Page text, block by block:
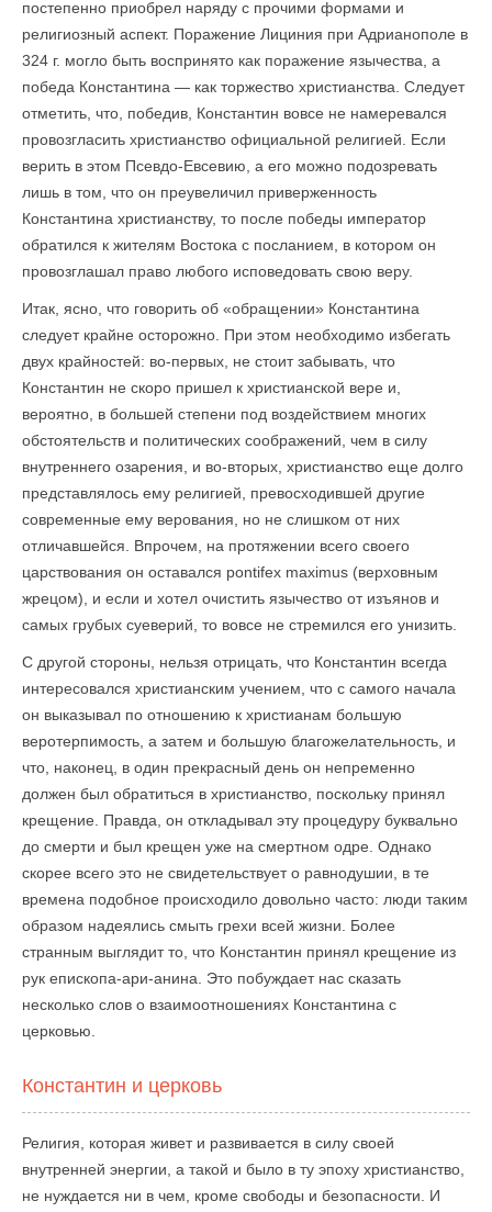
постепенно приобрел наряду с прочими формами и
религиозный аспект. Поражение Лициния при Адрианополе в
324 г. могло быть воспринято как поражение язычества, а
победа Константина — как торжество христианства. Следует
отметить, что, победив, Константин вовсе не намеревался
провозгласить христианство официальной религией. Если
верить в этом Псевдо-Евсевию, а его можно подозревать
лишь в том, что он преувеличил приверженность
Константина христианству, то после победы император
обратился к жителям Востока с посланием, в котором он
провозглашал право любого исповедовать свою веру.
Итак, ясно, что говорить об «обращении» Константина
следует крайне осторожно. При этом необходимо избегать
двух крайностей: во-первых, не стоит забывать, что
Константин не скоро пришел к христианской вере и,
вероятно, в большей степени под воздействием многих
обстоятельств и политических соображений, чем в силу
внутреннего озарения, и во-вторых, христианство еще долго
представлялось ему религией, превосходившей другие
современные ему верования, но не слишком от них
отличавшейся. Впрочем, на протяжении всего своего
царствования он оставался pontifex maximus (верховным
жрецом), и если и хотел очистить язычество от изъянов и
самых грубых суеверий, то вовсе не стремился его унизить.
С другой стороны, нельзя отрицать, что Константин всегда
интересовался христианским учением, что с самого начала
он выказывал по отношению к христианам большую
веротерпимость, а затем и большую благожелательность, и
что, наконец, в один прекрасный день он непременно
должен был обратиться в христианство, поскольку принял
крещение. Правда, он откладывал эту процедуру буквально
до смерти и был крещен уже на смертном одре. Однако
скорее всего это не свидетельствует о равнодушии, в те
времена подобное происходило довольно часто: люди таким
образом надеялись смыть грехи всей жизни. Более
странным выглядит то, что Константин принял крещение из
рук епископа-ари-анина. Это побуждает нас сказать
несколько слов о взаимоотношениях Константина с
церковью.
Константин и церковь
Религия, которая живет и развивается в силу своей
внутренней энергии, а такой и было в ту эпоху христианство,
не нуждается ни в чем, кроме свободы и безопасности. И